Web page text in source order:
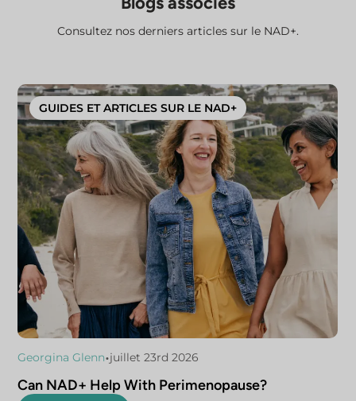
Consultez nos derniers articles sur le NAD+.
GUIDES ET ARTICLES SUR LE NAD+
Georgina Glenn•juillet 23rd 2026
Can NAD+ Help With Perimenopause?